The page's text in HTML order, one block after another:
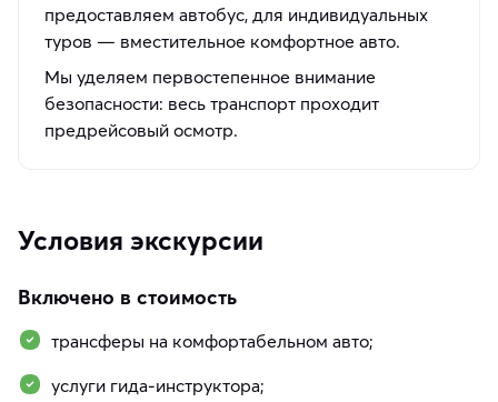
предоставляем автобус, для индивидуальных
туров — вместительное комфортное авто.
Мы уделяем первостепенное внимание
безопасности: весь транспорт проходит
предрейсовый осмотр.
Условия экскурсии
Включено в стоимость
трансферы на комфортабельном авто;
услуги гида-инструктора;